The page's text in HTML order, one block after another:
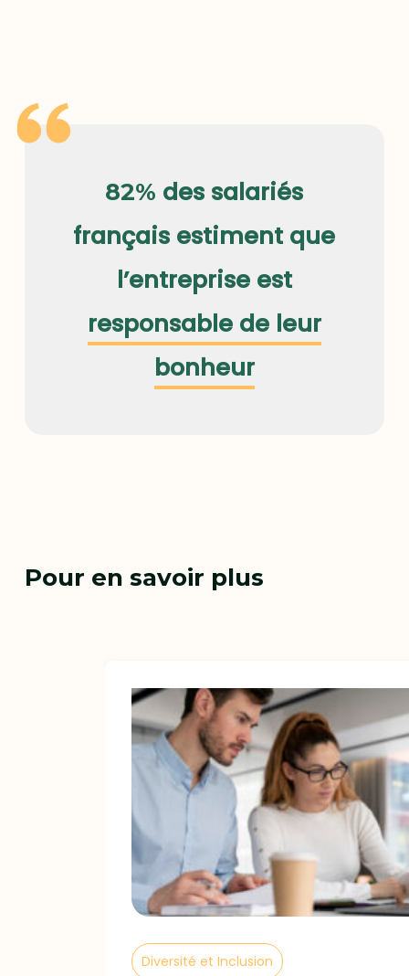
82% des salariés
français estiment que
l’entreprise est
responsable de leur
bonheur
Pour en savoir plus
Diversité et Inclusion